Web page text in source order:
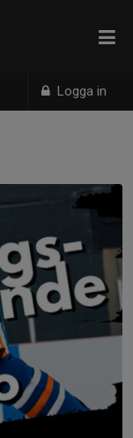
Logga in